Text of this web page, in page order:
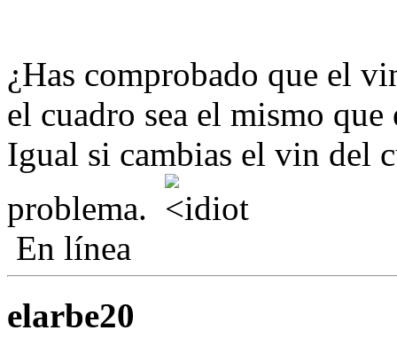
¿Has comprobado que el
el cuadro sea el mismo
Igual si cambias el vin del
problema.
En línea
elarbe20